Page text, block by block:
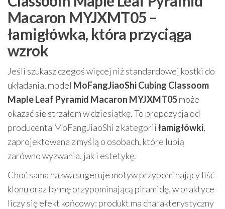
Macaron MYJXMT05 –
łamigłówka, która przyciąga
wzrok
Jeśli szukasz czegoś więcej niż standardowej kostki do
układania, model MoFangJiaoShi Cubing Classoom
Maple Leaf Pyramid Macaron MYJXMT05może
okazać się strzałem w dziesiątkę. To propozycja od
producenta MoFangJiaoShi z kategorii łamigłówki,
zaprojektowana z myślą o osobach, które lubią
zarówno wyzwania, jak i estetykę.
Choć sama nazwa sugeruje motyw przypominający liść
klonu oraz formę przypominającą piramidę, w praktyce
liczy się efekt końcowy: produkt ma charakterystyczny